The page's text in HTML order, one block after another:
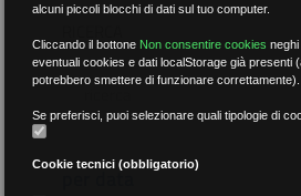
per data
alcuni piccoli blocchi di dati sul tuo computer.
Cliccando il bottone Non consentire cookies
eventuali cookies e dati localStorage già presenti
potrebbero smettere di funzionare correttamente).
Se preferisci, puoi selezionare quali tipologie di
Cookie tecnici (obbligatorio)